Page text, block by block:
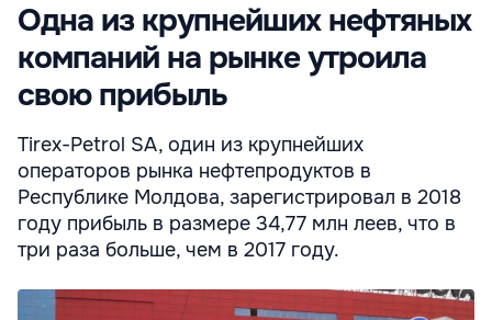
Одна из крупнейших нефтяных
компаний на рынке утроила
свою прибыль
Tirex-Petrol SA, один из крупнейших
операторов рынка нефтепродуктов в
Республике Молдова, зарегистрировал в 2018
году прибыль в размере 34,77 млн леев, что в
три раза больше, чем в 2017 году.